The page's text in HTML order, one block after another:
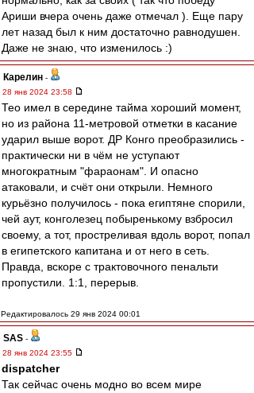
Ариши вчера очень даже отмечал ). Еще пару
лет назад был к ним достаточно равнодушен.
Даже не знаю, что изменилось :)
Карелин -
28 янв 2024 23:58
Тео имел в середине тайма хороший момент,
но из района 11-метровой отметки в касание
ударил выше ворот. ДР Конго преобразились -
практически ни в чём не уступают
многократным "фараонам". И опасно
атаковали, и счёт они открыли. Немного
курьёзно получилось - пока египтяне спорили,
чей аут, конголезец побыренькому взбросил
своему, а тот, простреливая вдоль ворот, попал
в египетского капитана и от него в сеть.
Правда, вскоре с трактовочного пенальти
пропустили. 1:1, перерыв.
Редактировалось 29 янв 2024 00:01
SAS -
28 янв 2024 23:55
dispatcher
Так сейчас очень модно во всем мире